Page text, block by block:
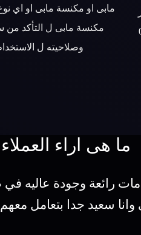
مابى او مكنسة مابى او اي
مكنسة مابى ل التأكد من
وصلاحيته ل
ما هى اراء
رائعة وجودة عاليه
وانا سعيد جدا بتعامل